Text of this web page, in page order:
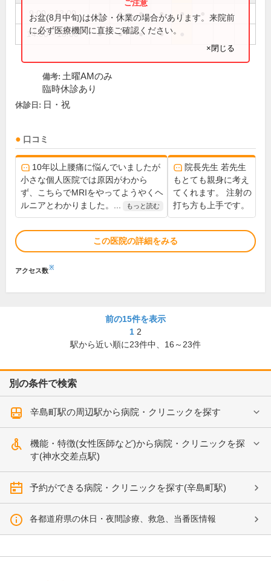
9:00～13:00 ● ● ● ● ●
14:00～18:00 ● ● ● ●
お盆(8月中旬)は休診・休業の場合があります。来院前
に必ず医療機関に直接ご確認ください。
×閉じる
備考: 土曜AMのみ
臨時休診あり
休診日: 日・祝
口コミ
10年以上腰痛に悩んでいましたが
小さな個人医院では原因がわから
ず、こちらでMRIをやってようやくヘ
ルニアとわかりました。...
もっと読む
院長先生 若先生
もとても親身に考え
てくれます。 注射の
打ち方も上手です。
この医院の詳細をみる
アクセス数※
前の15件を表示
1 2
駅から近い順に23件中、 16～23件
別の条件で検索
辛島町駅の周辺駅から病院・クリニックを探す
機能・特徴(女性医師など)から病院・クリニックを探
す(神水交差点駅)
予約ができる病院・クリニックを探す(辛島町駅)
各都道府県の休日・夜間診療、救急、当番医情報